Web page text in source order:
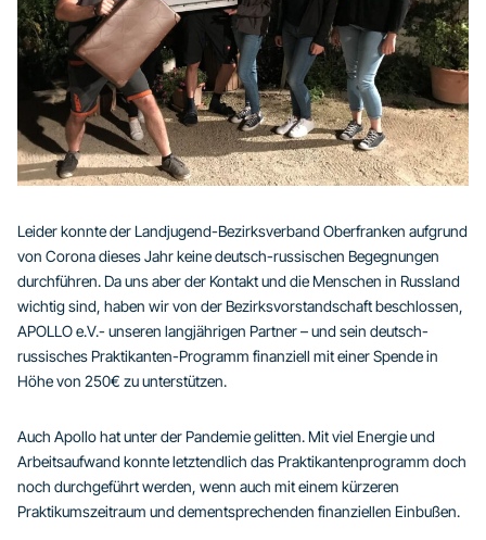
Leider konnte der Landjugend-Bezirksverband Oberfranken aufgrund
von Corona dieses Jahr keine deutsch-russischen Begegnungen
durchführen. Da uns aber der Kontakt und die Menschen in Russland
wichtig sind, haben wir von der Bezirksvorstandschaft beschlossen,
APOLLO e.V.- unseren langjährigen Partner – und sein deutsch-
russisches Praktikanten-Programm finanziell mit einer Spende in
Höhe von 250€ zu unterstützen.
Auch Apollo hat unter der Pandemie gelitten. Mit viel Energie und
Arbeitsaufwand konnte letztendlich das Praktikantenprogramm doch
noch durchgeführt werden, wenn auch mit einem kürzeren
Praktikumszeitraum und dementsprechenden finanziellen Einbußen.